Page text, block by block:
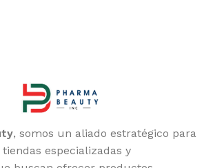
, somos un aliado estratégico para
especializadas y